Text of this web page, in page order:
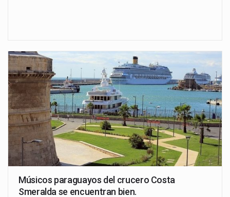
Músicos paraguayos del crucero Costa
Smeralda se encuentran bien.